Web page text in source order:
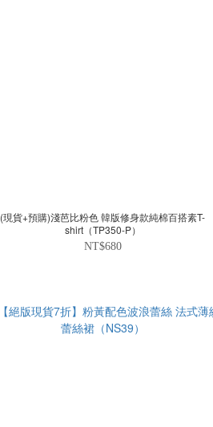
(現貨+預購)淺芭比粉色 韓版修身款純棉百搭素T-
shirt（TP350-P）
NT$680